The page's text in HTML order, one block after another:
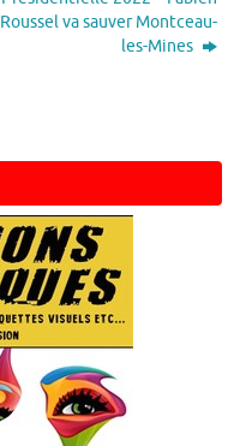
Roussel va sauver Montceau-
les-Mines